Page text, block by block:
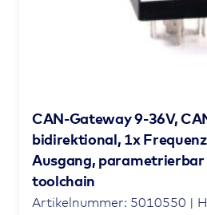
CAN-Gateway 9-36V,
bidirektional, 1x
Ausgang,
toolchain
Artikelnummer: 5010550 |